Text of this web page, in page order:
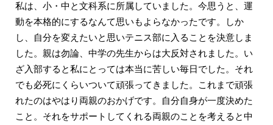
私は、小・中と文科系に所属していました。今思うと、運
動を本格的にするなんて思いもよらなかったです。しか
し、自分を変えたいと思いテニス部に入ることを決意しま
した。親は勿論、中学の先生からは大反対されました。い
ざ入部すると私にとっては本当に苦しい毎日でした。それ
でも必死にくらいついて頑張ってきました。これまで頑張
れたのはやはり両親のおかげです。自分自身が一度決めた
こと。それをサポートしてくれる両親のことを考えると中